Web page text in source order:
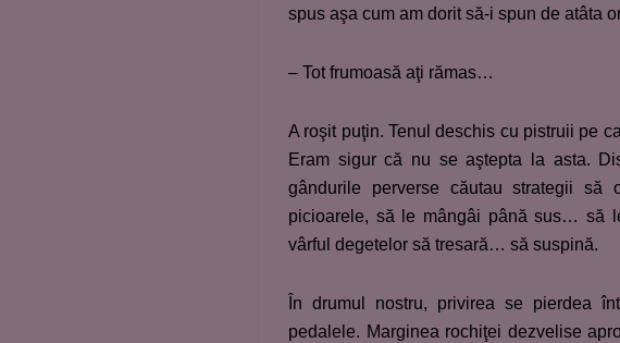
spus aşa cum am dorit să-i spun de atâta
– Tot frumoasă aţi rămas…
A roşit puţin. Tenul deschis cu pistruii pe
Eram sigur că nu se aştepta la asta.
gândurile perverse căutau strategii
picioarele, să le mângâi până sus… să
vârful degetelor să tresară… să suspină.
În drumul nostru, privirea se pierdea
pedalele. Marginea rochiţei dezvelise